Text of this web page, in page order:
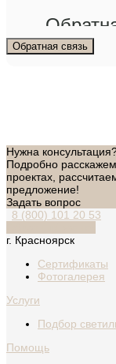
Обратная связь
Нужна
Подробно
проектах,
предложение!
Задать вопрос
8 (800) 101 20 53
г. Красноярск
Сертификаты
Фотогалерея
Услуги
Подбор
Помощь